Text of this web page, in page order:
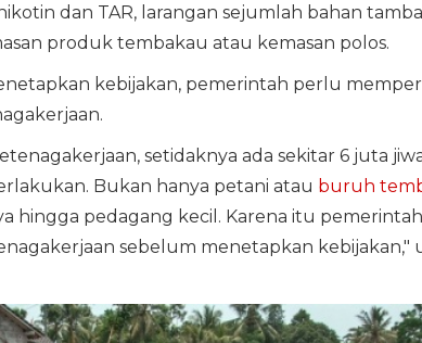
dan TAR, larangan sejumlah bahan
produk tembakau atau kemasan polos.
kebijakan, pemerintah perlu
setidaknya ada sekitar 6 juta
Bukan hanya petani atau buruh
hingga pedagang kecil. Karena itu
sebelum menetapkan kebijakan,"